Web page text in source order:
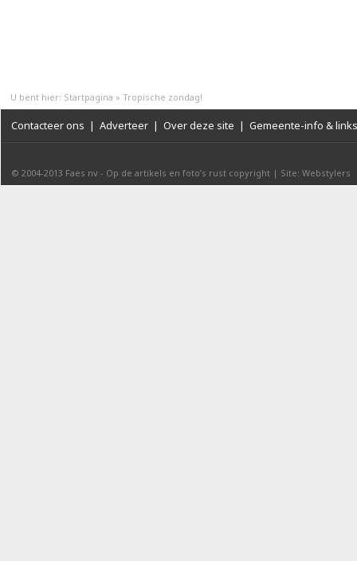
U bent hier: Startpagina » Tropische zondag!
Contacteer ons | Adverteer | Over deze site | Gemeente-info & links
© 2004-2013 Faes nv - Op de artikels en foto’s rust copyright | Site: Webstylers